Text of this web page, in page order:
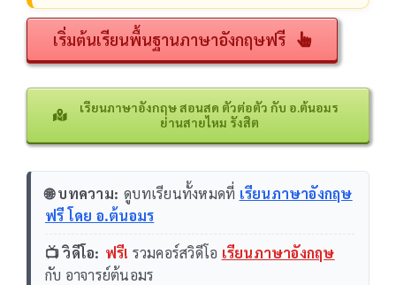
เริ่มต้นเรียนพื้นฐานภาษาอังกฤษฟรี
เรียนภาษาอังกฤษ สอนสด ตัวต่อตัว กับ อ.ต้นอมร
ย่านสายไหม รังสิต
🌐 บทความ: ดูบทเรียนทั้งหมดที่ เรียนภาษาอังกฤษ
ฟรี โดย อ.ต้นอมร
📺 วิดีโอ: ฟรี! รวมคอร์สวิดีโอ เรียนภาษาอังกฤษ
กับ อาจารย์ต้นอมร